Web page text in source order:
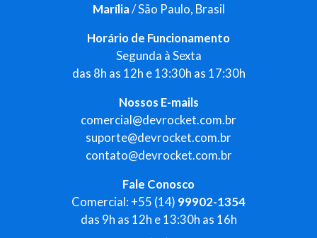
Marília/ São Paulo, Brasil
Horário de Funcionamento
Segunda à Sexta
das 8h as 12h e 13:30h as 17:30h
Nossos E-mails
comercial@devrocket.com.br
suporte@devrocket.com.br
contato@devrocket.com.br
Fale Conosco
Comercial: +55 (14) 99902-1354
das 9h as 12h e 13:30h as 16h